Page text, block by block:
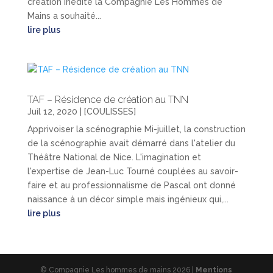
Mains a souhaité...
lire plus
TAF – Résidence de création au TNN
Juil 12, 2020
[COULISSES]
Apprivoiser la scénographie Mi-juillet, la construction
de la scénographie avait démarré dans l'atelier du
Théâtre National de Nice. L'imagination et
l'expertise de Jean-Luc Tourné couplées au savoir-
faire et au professionnalisme de Pascal ont donné
naissance à un décor simple mais ingénieux qui,...
lire plus
© Compagnie Les hommes de mains 2026 | Mentions